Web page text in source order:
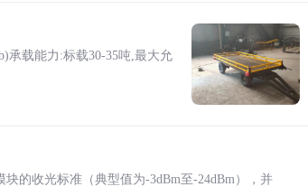
承载能力:标载30-35吨,最大允
的收光标准（典型值为-3dBm至-24dBm），并